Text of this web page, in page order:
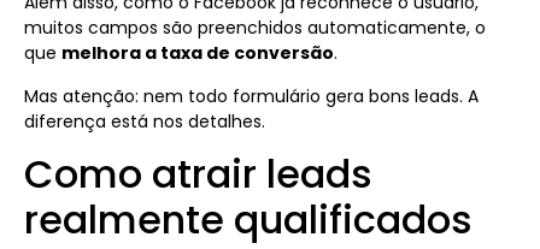
muitos campos são preenchidos automaticamente, o
que melhora a taxa de conversão.
Mas atenção: nem todo formulário gera bons leads. A
diferença está nos detalhes.
Como atrair leads
realmente qualificados